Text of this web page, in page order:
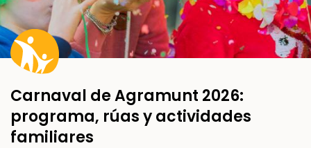
Carnaval de Agramunt 2026:
programa, rúas y actividades
familiares